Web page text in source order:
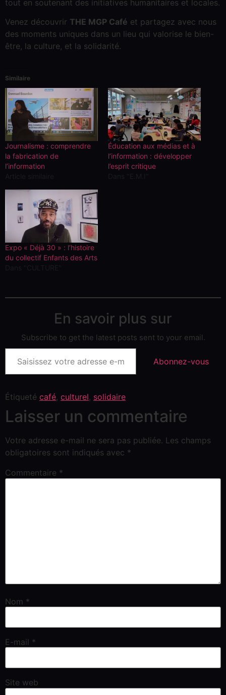
tout en soutenant des initiatives humanitaires et locales.
Venez découvrir THE MGP Café et partagez avec nous
des moments uniques dans un lieu qui valorise le bien-
être, la culture, et la solidarité.
Similaire
Journalisme : comprendre
la fabrication de
l’information
Éducation aux médias et à
l’information : développer
l’esprit critique
Expo « Déjà 30 » : l’histoire
du collectif Enfants des Arts
En savoir plus sur
Subscribe to get the latest posts sent to your email.
Abonnez-vous
Étiqueté café, culturel, solidaire
Laisser un commentaire
Votre adresse e-mail ne sera pas publiée. Les champs
obligatoires sont indiqués avec *
Commentaire *
Nom *
E-mail *
Site web